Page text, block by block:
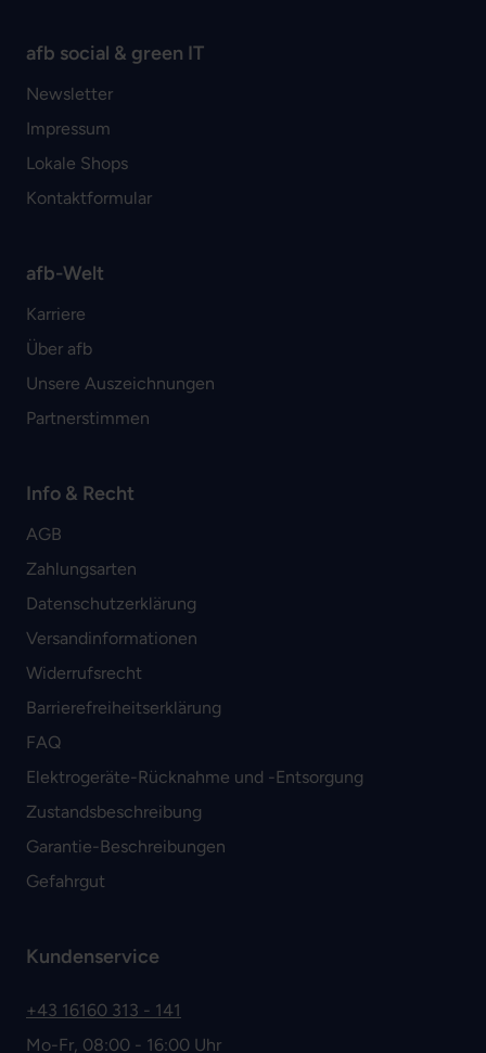
afb social & green IT
Newsletter
Impressum
Lokale Shops
Kontaktformular
afb-Welt
Karriere
Über afb
Unsere Auszeichnungen
Partnerstimmen
Info & Recht
AGB
Zahlungsarten
Datenschutzerklärung
Versandinformationen
Widerrufsrecht
Barrierefreiheitserklärung
FAQ
Elektrogeräte-Rücknahme und -Entsorgung
Zustandsbeschreibung
Garantie-Beschreibungen
Gefahrgut
Kundenservice
+43 16160 313 - 141
Mo-Fr, 08:00 - 16:00 Uhr